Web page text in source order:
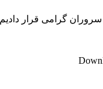
سروران گرامی قرار دادیم